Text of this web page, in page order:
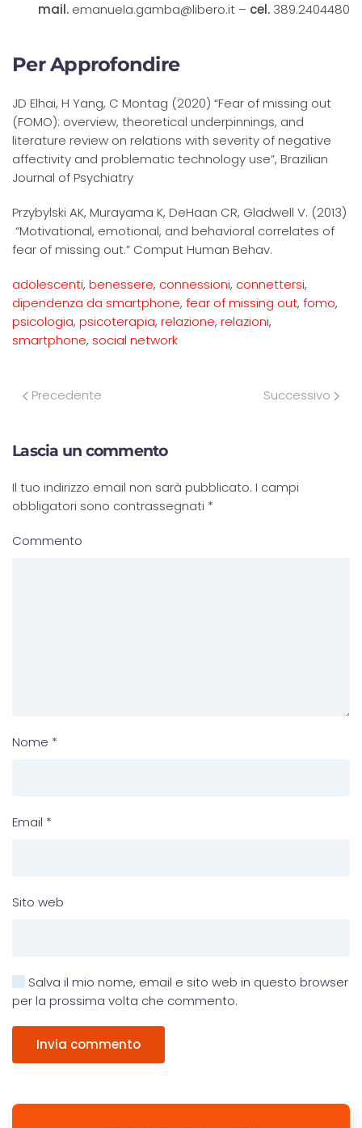
mail. emanuela.gamba@libero.it – cel. 389.2404480
Per Approfondire
JD Elhai, H Yang, C Montag (2020) “Fear of missing out
(FOMO): overview, theoretical underpinnings, and
literature review on relations with severity of negative
affectivity and problematic technology use”, Brazilian
Journal of Psychiatry
Przybylski AK, Murayama K, DeHaan CR, Gladwell V. (2013)
“Motivational, emotional, and behavioral correlates of
fear of missing out.” Comput Human Behav.
adolescenti, benessere, connessioni, connettersi,
dipendenza da smartphone, fear of missing out, fomo,
psicologia, psicoterapia, relazione, relazioni,
smartphone, social network
Precedente Successivo
Lascia un commento
Il tuo indirizzo email non sarà pubblicato. I campi
obbligatori sono contrassegnati *
Commento
Nome *
Email *
Sito web
Salva il mio nome, email e sito web in questo browser
per la prossima volta che commento.
Invia commento